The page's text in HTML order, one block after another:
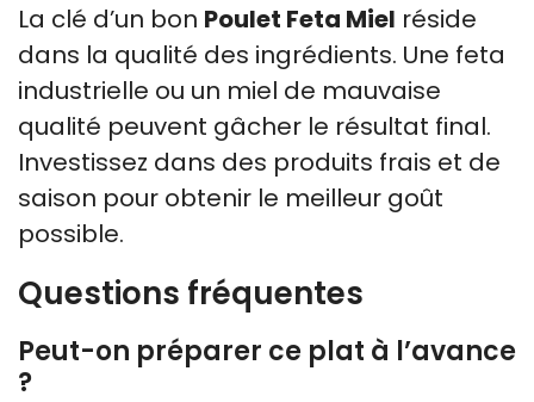
La clé d’un bon Poulet Feta Miel réside
dans la qualité des ingrédients. Une feta
industrielle ou un miel de mauvaise
qualité peuvent gâcher le résultat final.
Investissez dans des produits frais et de
saison pour obtenir le meilleur goût
possible.
Questions fréquentes
Peut-on préparer ce plat à l’avance
?